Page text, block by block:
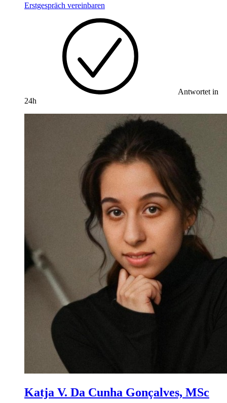
Erstgespräch vereinbaren
Antwortet in
24h
Katja V. Da Cunha Gonçalves, MSc